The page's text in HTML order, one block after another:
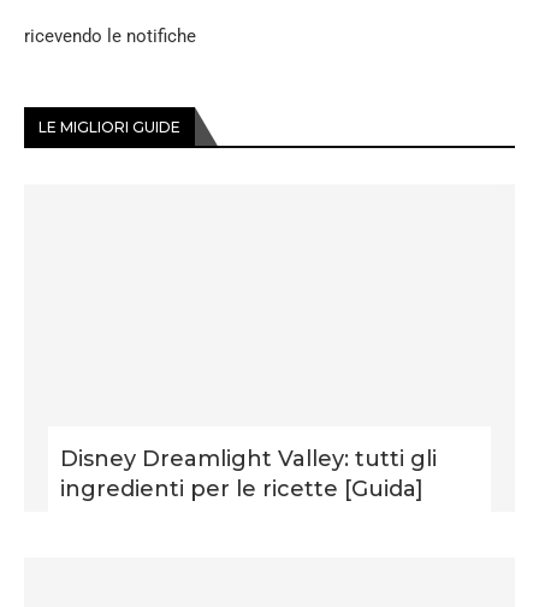
ricevendo le notifiche
LE MIGLIORI GUIDE
Disney Dreamlight Valley: tutti gli
ingredienti per le ricette [Guida]